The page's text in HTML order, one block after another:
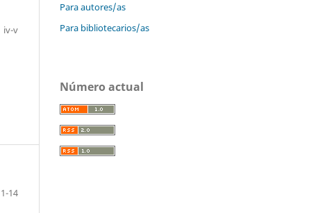
iv-v
1-14
Para autores/as
Para bibliotecarios/as
Número actual